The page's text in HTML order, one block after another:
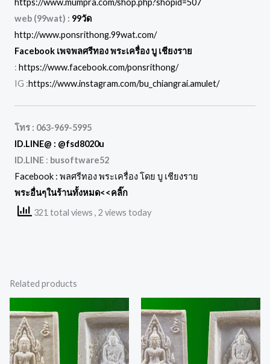
https://www.mumpra.com/shop.php?shopid=507
web (99wat) : 99วัด
http://www.ponsrithong.99wat.com/
Facebook เพจพลศรีทอง พระเครื่อง บู เชียงราย
: https://www.facebook.com/ponsrithong/
IG :https://www.instagram.com/bu_chiangrai.amulet/
โทร : 063-969-5995
ID.LINE@ : @fsd8020u
ID.LINE : busoftware52
Facebook : พลศรีทอง พระเครื่อง โดย บู เชียงราย
พระอื่นๆในร้านทั้งหมด<<คลิ๊ก
321 total views , 2 views today
Related products